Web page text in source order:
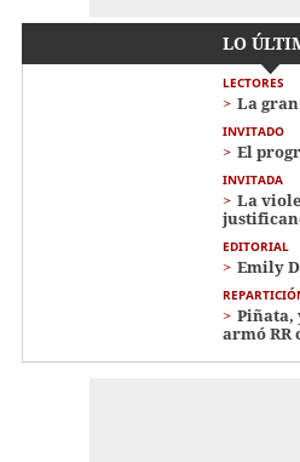
LO
LECTORES
La
INVITADO
El
INVITADA
La
EDITORIAL
Emily
Piñata,
armó RR